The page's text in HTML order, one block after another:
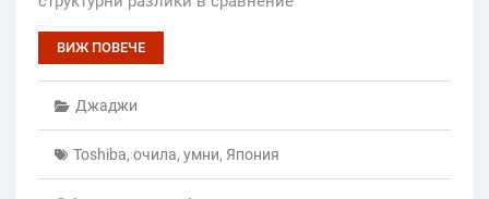
ВИЖ ПОВЕЧЕ
Джаджи
Toshiba, очила, умни, Япония